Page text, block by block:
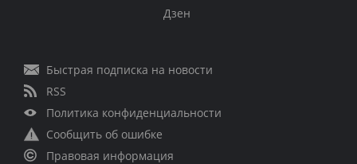
Дзен
Быстрая подписка на новости
RSS
Политика конфиденциальности
Сообщить об ошибке
Правовая информация